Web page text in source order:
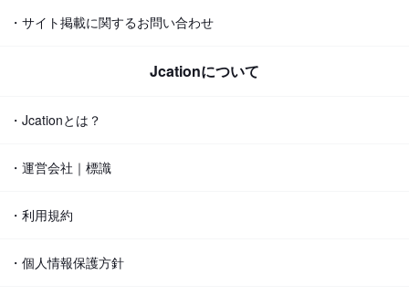
・サイト掲載に関するお問い合わせ
Jcationについて
・Jcationとは？
・運営会社｜標識
・利用規約
・個人情報保護方針